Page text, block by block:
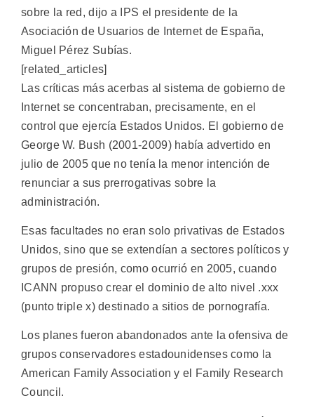
sobre la red, dijo a IPS el presidente de la
Asociación de Usuarios de Internet de España,
Miguel Pérez Subías.
[related_articles]
Las críticas más acerbas al sistema de gobierno de
Internet se concentraban, precisamente, en el
control que ejercía Estados Unidos. El gobierno de
George W. Bush (2001-2009) había advertido en
julio de 2005 que no tenía la menor intención de
renunciar a sus prerrogativas sobre la
administración.
Esas facultades no eran solo privativas de Estados
Unidos, sino que se extendían a sectores políticos y
grupos de presión, como ocurrió en 2005, cuando
ICANN propuso crear el dominio de alto nivel .xxx
(punto triple x) destinado a sitios de pornografía.
Los planes fueron abandonados ante la ofensiva de
grupos conservadores estadounidenses como la
American Family Association y el Family Research
Council.